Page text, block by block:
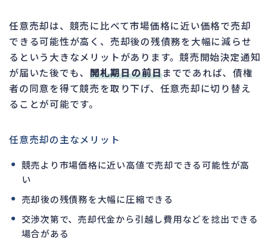
任意売却は、競売に比べて市場価格に近い価格で売却
できる可能性が高く、売却後の残債務を大幅に減らせ
るという大きなメリットがあります。競売開始決定通知
が届いた後でも、開札期日の前日までであれば、債権
者の同意を得て競売を取り下げ、任意売却に切り替え
ることが可能です。
任意売却の主なメリット
競売より市場価格に近い高値で売却できる可能性が高
い
売却後の残債務を大幅に圧縮できる
交渉次第で、売却代金から引越し費用などを捻出できる
場合がある